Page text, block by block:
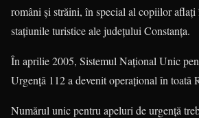
români şi străini, în special al copiilor aflaţi
staţiunile turistice ale judeţului Constanţa.
În aprilie 2005, Sistemul Naţional Unic
Urgenţă 112 a devenit operaţional în toată
Numărul unic pentru apeluri de urgenţă